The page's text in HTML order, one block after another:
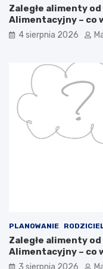
Zaległe alimenty
Alimentacyjny – co
4 sierpnia 2026
PLANOWANIE
Zaległe alimenty
Alimentacyjny – co